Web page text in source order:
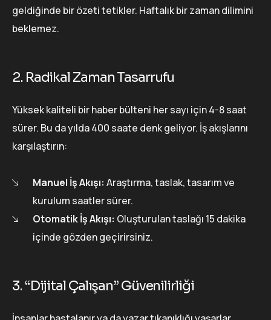
geldiğinde bir özeti tetikler. Haftalık bir zaman dilimini
beklemez.
2. Radikal Zaman Tasarrufu
Yüksek kaliteli bir haber bülteni her sayı için 4-8 saat
sürer. Bu da yılda 400 saate denk geliyor. İş akışlarını
karşılaştırın:
Manuel İş Akışı: Araştırma, taslak, tasarım ve
kurulum saatler sürer.
Otomatik İş Akışı: Oluşturulan taslağı 15 dakika
içinde gözden geçirirsiniz.
3. “Dijital Çalışan” Güvenilirliği